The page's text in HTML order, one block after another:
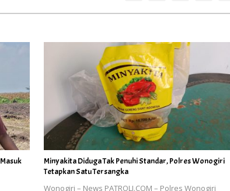
Minyakita Diduga Tak Penuhi Standar, Polres Wonogiri
Tetapkan Satu Tersangka
Wonogiri – News PATROLI.COM – Polres Wonogiri